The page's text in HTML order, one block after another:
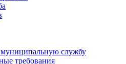
службу
требования